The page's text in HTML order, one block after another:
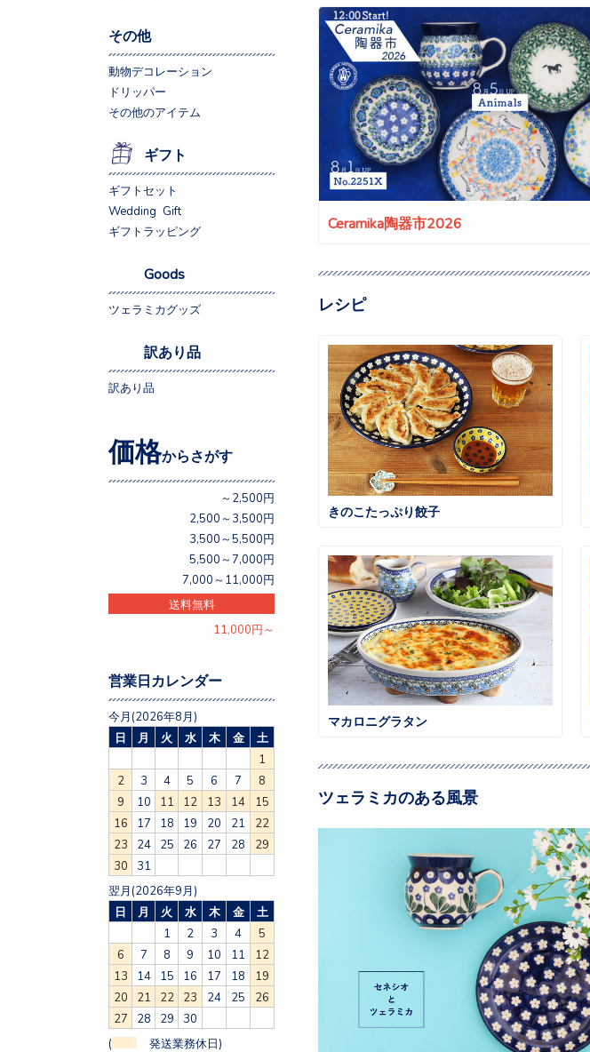
Ceramika陶器市2026
レシピ
きのこたっぷり餃子
マカロニグラタン
ツェラミカのある風景
その他
動物デコレーション
ドリッパー
その他のアイテム
ギフト
ギフトセット
Wedding Gift
ギフトラッピング
Goods
ツェラミカグッズ
訳あり品
訳あり品
価格からさがす
～2,500円
2,500～3,500円
3,500～5,500円
5,500～7,000円
7,000～11,000円
送料無料
11,000円～
営業日カレンダー
今月(2026年8月)
日
月 火 水 木 金
土
1
2
3 4 5 6 7
8
9
10 11 12 13 14
15
16
17 18 19 20 21
22
23
24 25 26 27 28
29
30
31
翌月(2026年9月)
日
月 火 水 木 金
土
1
2 3 4
5
6
7 8 9 10 11
12
13
14 15 16 17 18
19
20
21 22 23 24 25
26
27
28 29 30
( 発送業務休日)